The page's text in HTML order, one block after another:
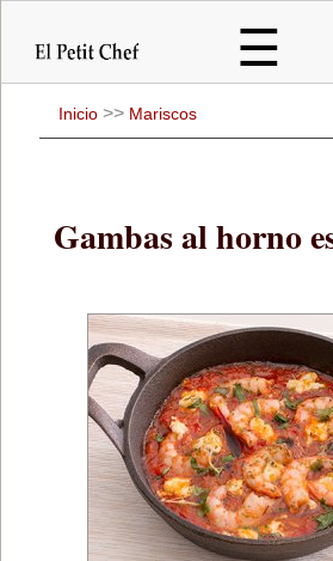
principal
☰
Inicio >> Mariscos
Gambas al horno